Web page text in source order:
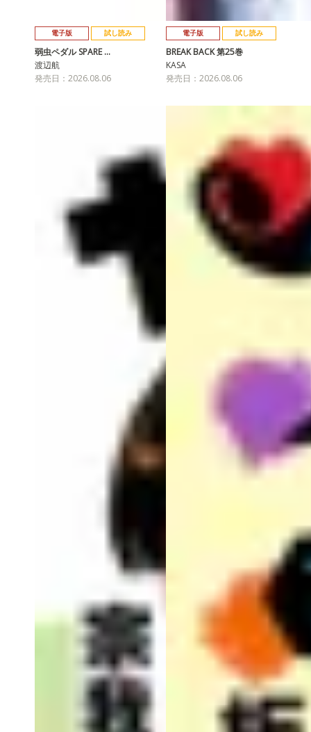
電子版 試し読み
弱虫ペダル SPARE …
渡辺航
発売日：2026.08.06
電子版 試し読み
BREAK BACK 第25巻
KASA
発売日：2026.08.06